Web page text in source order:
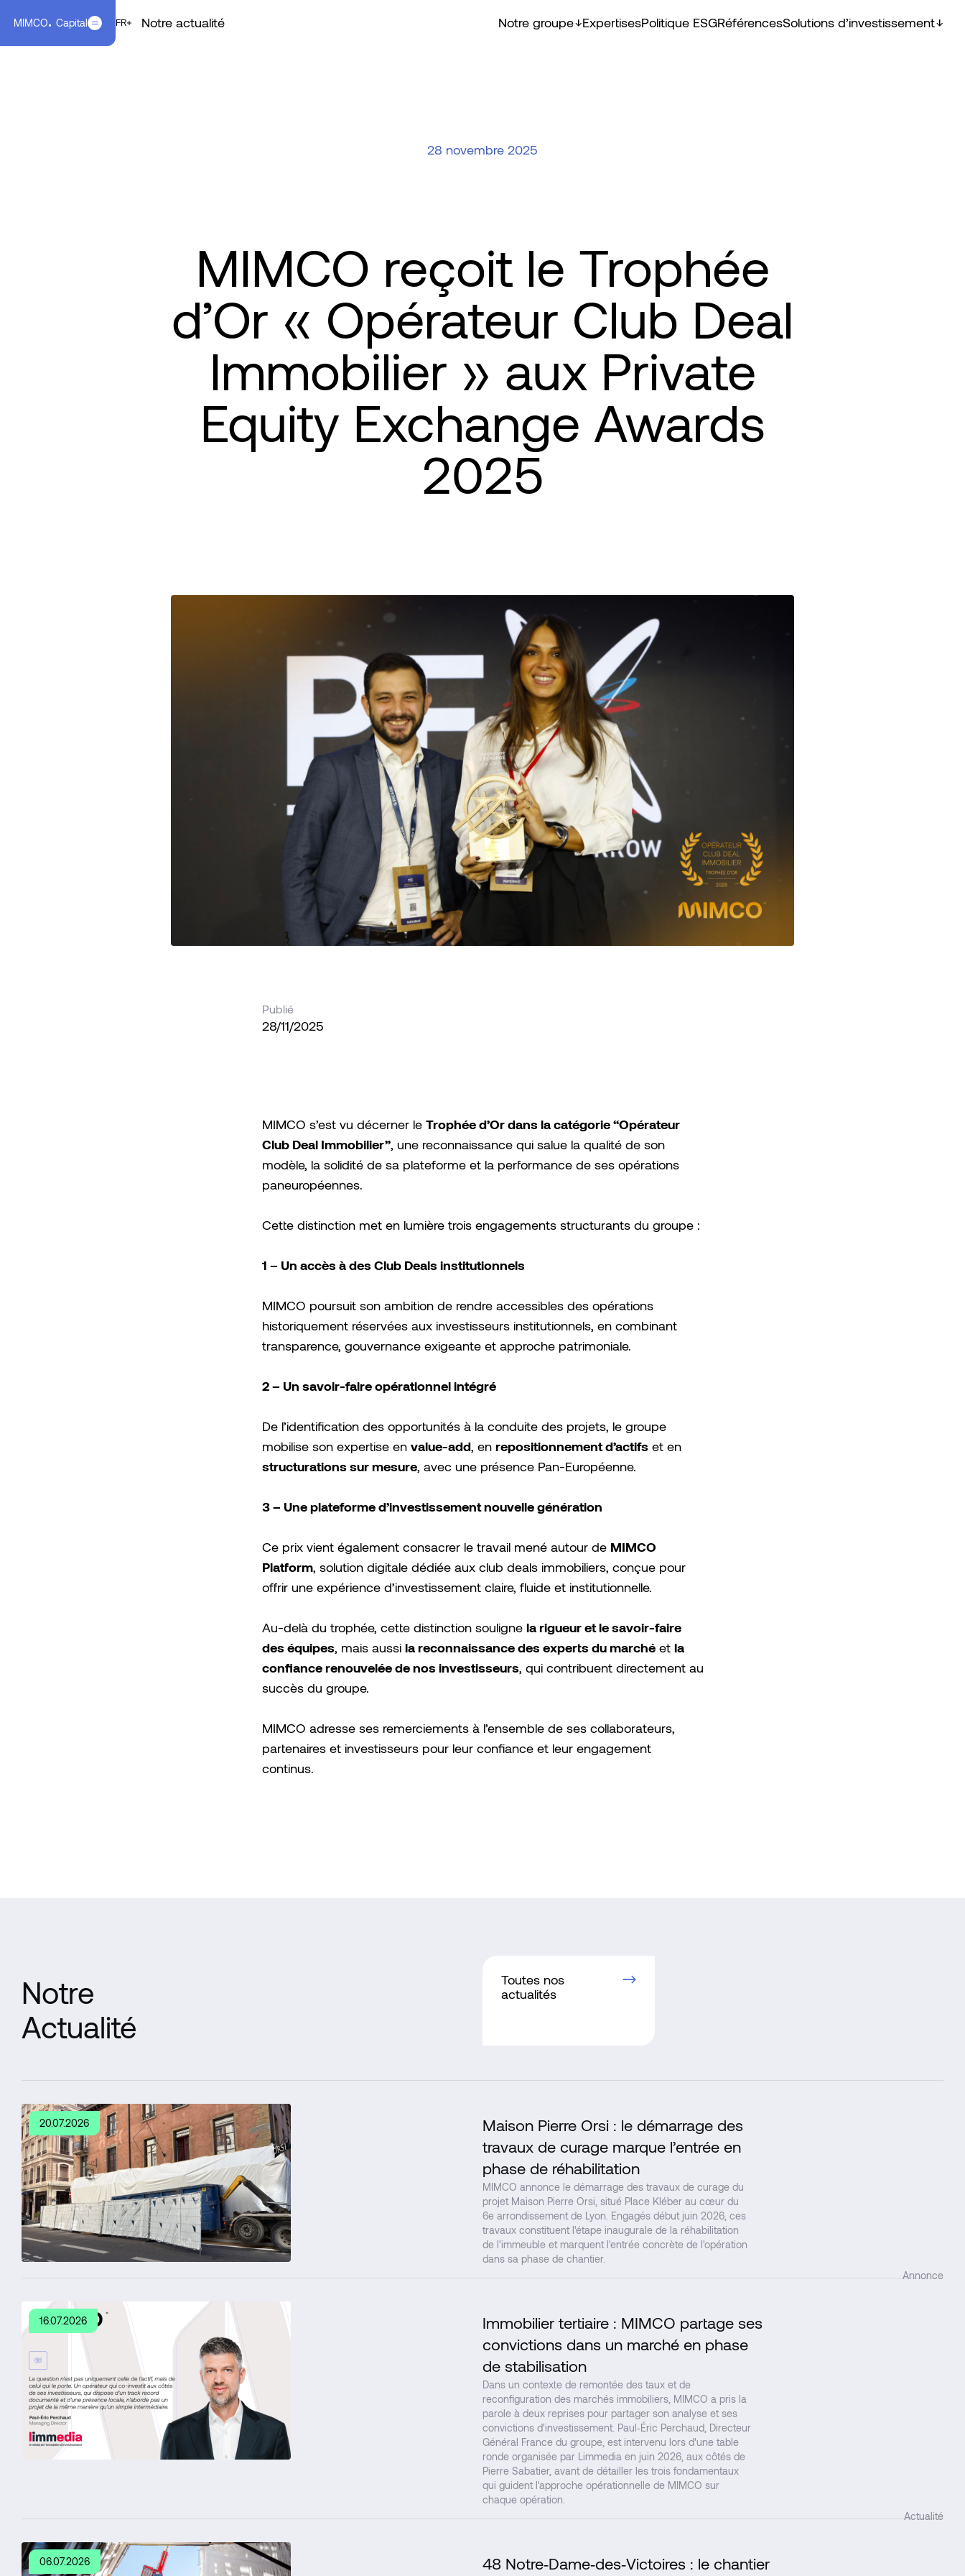
MIMCO Capital FR
ENFR Notre actualité Notre groupe ExpertisesPolitique ESGRéférencesSolutions d’investissement
28 novembre 2025
MIMCO reçoit le Trophée
d’Or « Opérateur Club Deal
Immobilier » aux Private
Equity Exchange Awards
2025
Publié
28/11/2025
MIMCO s’est vu décerner le Trophée d’Or dans la catégorie “Opérateur
Club Deal Immobilier”, une reconnaissance qui salue la qualité de son
modèle, la solidité de sa plateforme et la performance de ses opérations
paneuropéennes.
Cette distinction met en lumière trois engagements structurants du groupe :
1 – Un accès à des Club Deals institutionnels
MIMCO poursuit son ambition de rendre accessibles des opérations
historiquement réservées aux investisseurs institutionnels, en combinant
transparence, gouvernance exigeante et approche patrimoniale.
2 – Un savoir-faire opérationnel intégré
De l’identification des opportunités à la conduite des projets, le groupe
mobilise son expertise en value-add, en repositionnement d’actifs et en
structurations sur mesure, avec une présence Pan-Européenne.
3 – Une plateforme d’investissement nouvelle génération
Ce prix vient également consacrer le travail mené autour de MIMCO
Platform, solution digitale dédiée aux club deals immobiliers, conçue pour
offrir une expérience d’investissement claire, fluide et institutionnelle.
Au-delà du trophée, cette distinction souligne la rigueur et le savoir-faire
des équipes, mais aussi la reconnaissance des experts du marchéet la
confiance renouvelée de nos investisseurs, qui contribuent directement au
succès du groupe.
MIMCO adresse ses remerciements à l’ensemble de ses collaborateurs,
partenaires et investisseurs pour leur confiance et leur engagement
continus.
Notre
Actualité
Toutes nos
actualités
20.07.2026
Maison Pierre Orsi : le démarrage des
travaux de curage marque l’entrée en
phase de réhabilitation
MIMCO annonce le démarrage des travaux de curage du
projet Maison Pierre Orsi, situé Place Kléber au cœur du
6e arrondissement de Lyon. Engagés début juin 2026, ces
travaux constituent l'étape inaugurale de la réhabilitation
de l'immeuble et marquent l'entrée concrète de l'opération
dans sa phase de chantier.
Annonce
16.07.2026
Immobilier tertiaire : MIMCO partage ses
convictions dans un marché en phase
de stabilisation
Dans un contexte de remontée des taux et de
reconfiguration des marchés immobiliers, MIMCO a pris la
parole à deux reprises pour partager son analyse et ses
convictions d'investissement. Paul‑Éric Perchaud, Directeur
Général France du groupe, est intervenu lors d'une table
ronde organisée par Limmedia en juin 2026, aux côtés de
Pierre Sabatier, avant de détailler les trois fondamentaux
qui guident l'approche opérationnelle de MIMCO sur
chaque opération.
Actualité
06.07.2026 48 Notre‑Dame‑des‑Victoires : le chantier